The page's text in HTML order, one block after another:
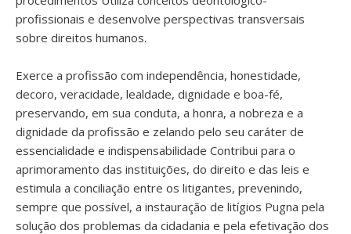
profissionais e desenvolve perspectivas transversais
sobre direitos humanos.
Exerce a profissão com independência, honestidade,
decoro, veracidade, lealdade, dignidade e boa-fé,
preservando, em sua conduta, a honra, a nobreza e a
dignidade da profissão e zelando pelo seu caráter de
essencialidade e indispensabilidade Contribui para o
aprimoramento das instituições, do direito e das leis e
estimula a conciliação entre os litigantes, prevenindo,
sempre que possível, a instauração de litígios Pugna pela
solução dos problemas da cidadania e pela efetivação dos